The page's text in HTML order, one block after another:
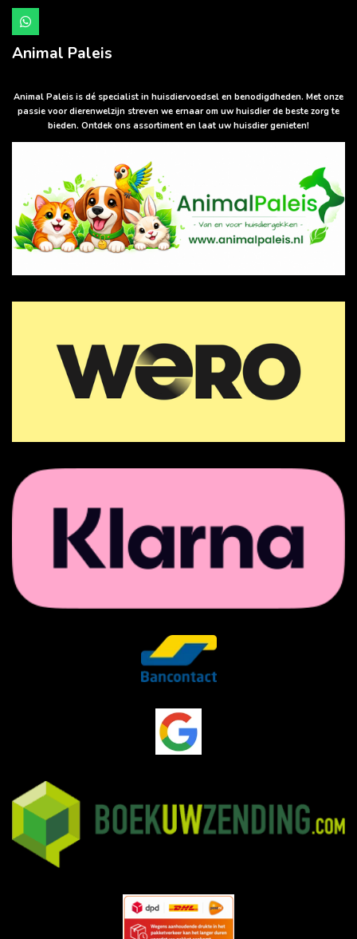
W
h
a
t
p
p
Animal Paleis
Animal Paleis is dé specialist in huisdiervoedsel en benodigdheden. Met onze
passie voor dierenwelzijn streven we ernaar om uw huisdier de beste zorg te
bieden. Ontdek ons assortiment en laat uw huisdier genieten!